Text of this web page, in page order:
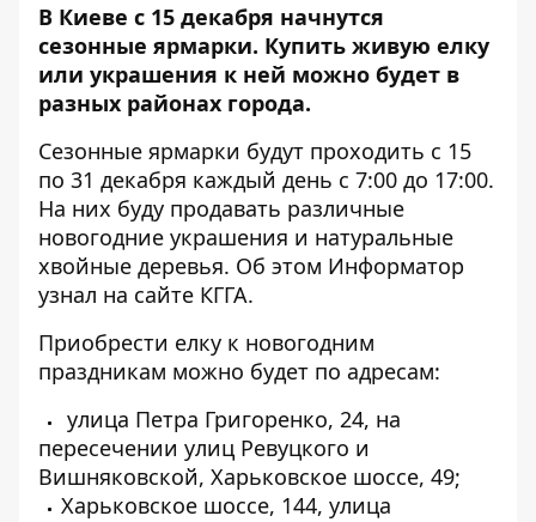
В Киеве с 15 декабря начнутся
сезонные ярмарки. Купить живую елку
или украшения к ней можно будет в
разных районах города.
Сезонные ярмарки будут проходить с 15
по 31 декабря каждый день с 7:00 до 17:00.
На них буду продавать различные
новогодние украшения и натуральные
хвойные деревья. Об этом Информатор
узнал на сайте КГГА.
Приобрести елку к новогодним
праздникам можно будет по адресам:
улица Петра Григоренко, 24, на
пересечении улиц Ревуцкого и
Вишняковской, Харьковское шоссе, 49;
Харьковское шоссе, 144, улица